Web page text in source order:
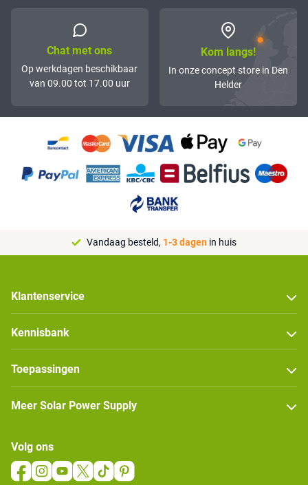
Chat met ons
Op werkdagen beschikbaar
van 09.00 tot 17.00 uur
Kom langs!
In onze concept store in Den
Helder
Vandaag besteld, 1-3 dagen in huis
Klantenservice
Kennisbank
Toepassingen
Meer Solar Power Supply
Volg ons